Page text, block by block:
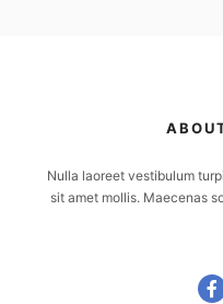
Nulla laoreet vestibulum
sit amet mollis. Maecenas